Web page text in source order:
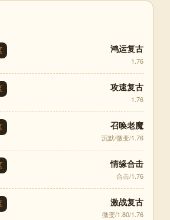
鸿运复古
1.76
攻速复古
1.76
召唤老魔
沉默/微变/1.76
情缘合击
合击/1.76
激战复古
微变/1.80/1.76